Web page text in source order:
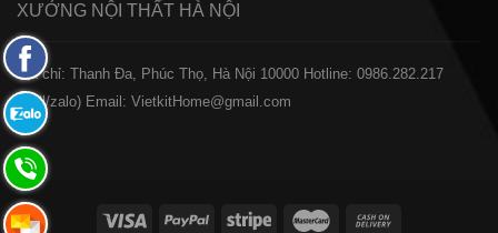
XƯỞNG NỘI THẤT HÀ NỘI
️Địa chỉ: Thanh Đa, Phúc Thọ, Hà Nội 10000 Hotline: 0986.282.217
(Call/zalo) Email: VietkitHome@gmail.com
Fanpage
Facebook
Zalo:
0865.283.168
Hotline:
0865.283.168
Hotline: